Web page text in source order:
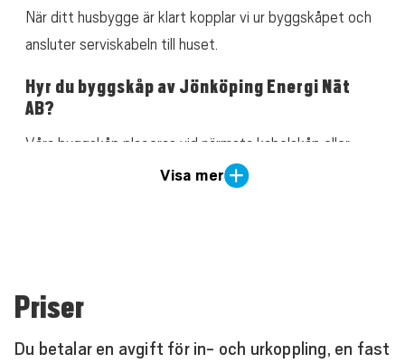
Visa mer
När ditt husbygge är klart kopplar vi ur byggskåpet och
ansluter serviskabeln till huset.
Hyr du byggskåp av Jönköping Energi Nät
AB?
Våra byggskåp placeras vid närmsta kabelskåp eller
nätstation. Vi ansvarar för inkopplingen och
förläggning av kabel. De begär i sin tur inkoppling av oss.
Byggskåpet ska placeras vid ett kabelskåp eller
Priser
Du betalar en avgift för in- och urkoppling, en fast